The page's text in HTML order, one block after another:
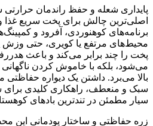
پایداری شعله و حفظ راندمان
اصلی‌ترین چالش برای پخت سریع
برنامه‌های کوهنوردی، آفرود و
محیط‌های مرتفع یا کویری، حتی وزش
پخت را چند برابر می‌کند و باعث
می‌شود، بلکه با خاموش کردن ناگهانی
بالا می‌برد. داشتن یک دیواره حفاظتی
سبک و منعطف، راهکاری کلیدی برای
سیار مطمئن در تندترین بادهای